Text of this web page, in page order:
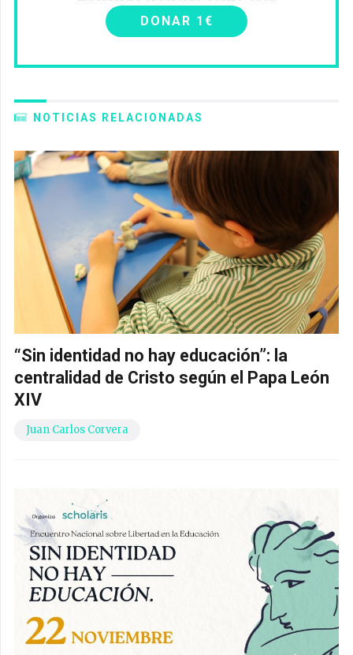
DONAR 1€
NOTICIAS RELACIONADAS
“Sin identidad no hay educación”: la
centralidad de Cristo según el Papa León
XIV
Juan Carlos Corvera